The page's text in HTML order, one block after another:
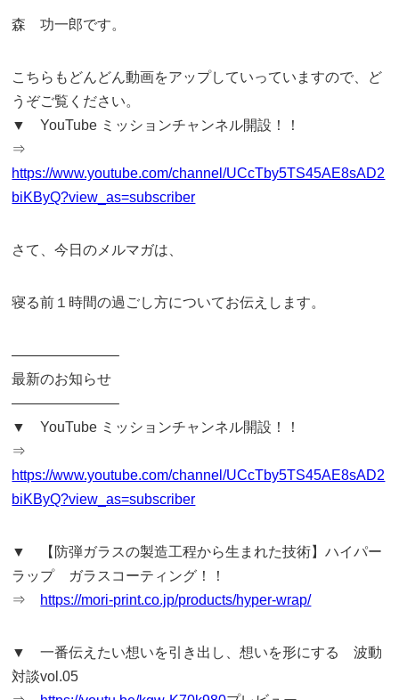
森 功一郎です。
こちらもどんどん動画をアップしていっていますので、ど
うぞご覧ください。
▼ YouTube ミッションチャンネル開設！！
⇒
https://www.youtube.com/channel/UCcTby5TS45AE8sAD2
biKByQ?view_as=subscriber
さて、今日のメルマガは、
寝る前１時間の過ごし方についてお伝えします。
———————–
最新のお知らせ
———————–
▼ YouTube ミッションチャンネル開設！！
⇒
https://www.youtube.com/channel/UCcTby5TS45AE8sAD2
biKByQ?view_as=subscriber
▼ 【防弾ガラスの製造工程から生まれた技術】ハイパー
ラップ ガラスコーティング！！
⇒ https://mori-print.co.jp/products/hyper-wrap/
▼ 一番伝えたい想いを引き出し、想いを形にする 波動
対談vol.05